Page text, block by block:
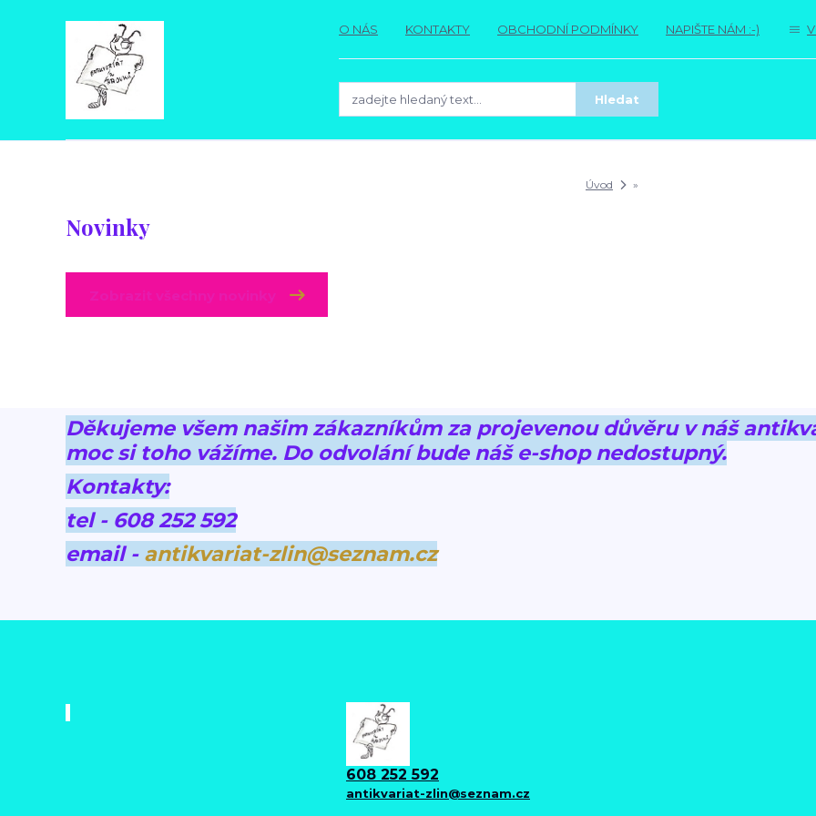
O NÁS KONTAKTY OBCHODNÍ PODMÍNKY NAPIŠTE NÁM :-)
Hledat
Úvod »
Novinky
Děkujeme všem našim zákazníkům za projevenou důvěru v náš
moc si toho vážíme. Do odvolání bude náš e-shop nedostupný.
Kontakty:
tel - 608 252 592
email - antikvariat-zlin@seznam.cz
608 252 592
antikvariat-zlin@seznam.cz